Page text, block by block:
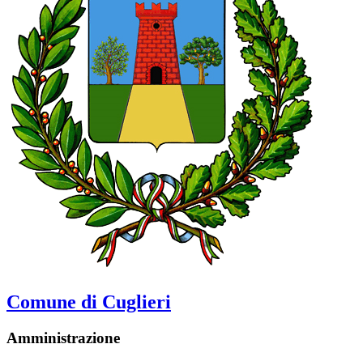
Comune di Cuglieri
Amministrazione